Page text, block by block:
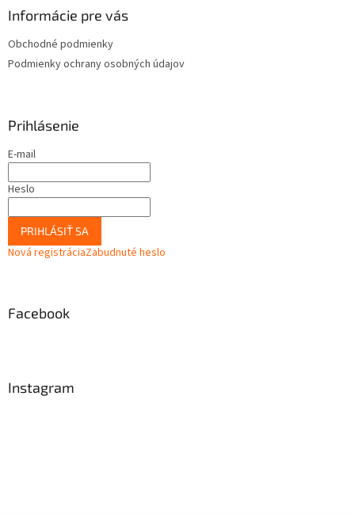
Informácie pre vás
Obchodné podmienky
Podmienky ochrany osobných údajov
Prihlásenie
E-mail
Heslo
PRIHLÁSIŤ SA
Nová registráciaZabudnuté heslo
Facebook
Instagram